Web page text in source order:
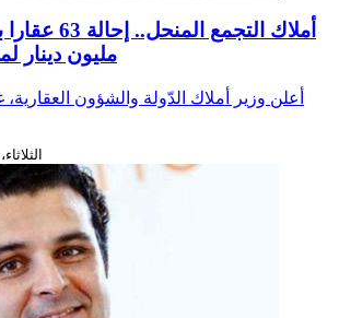
مليون دينار
أعلن وزير أملاك الدّولة والشؤون
الثلاثاء، 21 جويلية، 2020 - 12:55